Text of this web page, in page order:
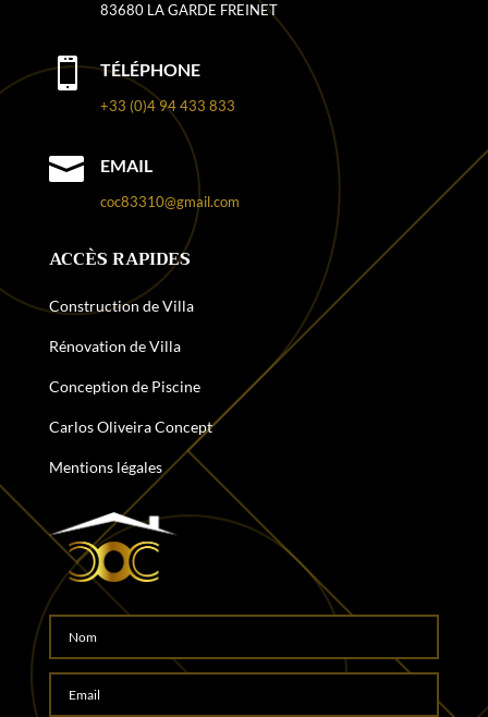
83680 LA GARDE FREINET
 TÉLÉPHONE
+33 (0)4 94 433 833
 EMAIL
coc83310@gmail.com
ACCÈS RAPIDES
Construction de Villa
Rénovation de Villa
Conception de Piscine
Carlos Oliveira Concept
Mentions légales